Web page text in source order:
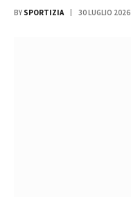
BY SPORTIZIA 30 LUGLIO 2026